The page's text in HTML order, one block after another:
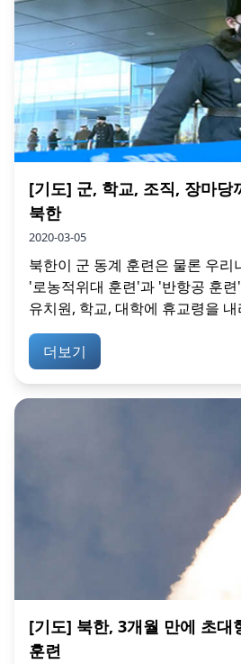
[기도] 군, 학교, 조직, 장마당
북한
2020-03-05
북한이 군 동계 훈련은 물론 우리
'로농적위대 훈련'과 '반항공 훈
유치원, 학교, 대학에 휴교령을 내
더보기
[기도] 북한, 3개월 만에 초대
훈련